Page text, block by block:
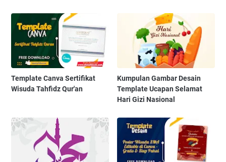
Template Canva Sertifikat
Wisuda Tahfidz Qur'an
Kumpulan Gambar Desain
Template Ucapan Selamat
Hari Gizi Nasional